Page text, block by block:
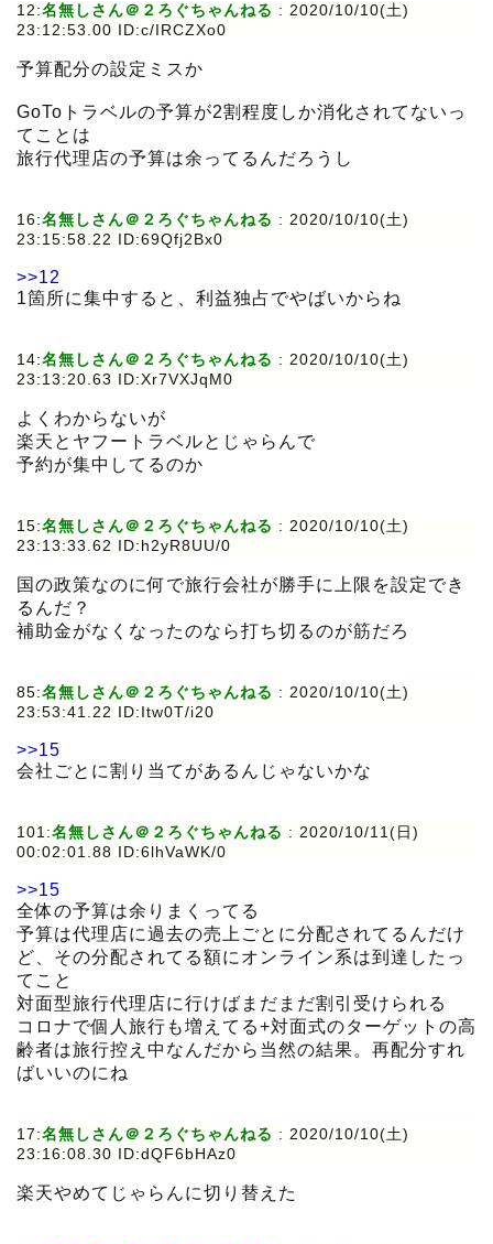
12:名無しさん＠２ろぐちゃんねる : 2020/10/10(土)
23:12:53.00 ID:c/IRCZXo0
予算配分の設定ミスか
GoToトラベルの予算が2割程度しか消化されてないっ
てことは
旅行代理店の予算は余ってるんだろうし
16:名無しさん＠２ろぐちゃんねる : 2020/10/10(土)
23:15:58.22 ID:69Qfj2Bx0
>>12
1箇所に集中すると、利益独占でやばいからね
14:名無しさん＠２ろぐちゃんねる : 2020/10/10(土)
23:13:20.63 ID:Xr7VXJqM0
よくわからないが
楽天とヤフートラベルとじゃらんで
予約が集中してるのか
15:名無しさん＠２ろぐちゃんねる : 2020/10/10(土)
23:13:33.62 ID:h2yR8UU/0
国の政策なのに何で旅行会社が勝手に上限を設定でき
るんだ？
補助金がなくなったのなら打ち切るのが筋だろ
85:名無しさん＠２ろぐちゃんねる : 2020/10/10(土)
23:53:41.22 ID:Itw0T/i20
>>15
会社ごとに割り当てがあるんじゃないかな
101:名無しさん＠２ろぐちゃんねる : 2020/10/11(日)
00:02:01.88 ID:6lhVaWK/0
>>15
全体の予算は余りまくってる
予算は代理店に過去の売上ごとに分配されてるんだけ
ど、その分配されてる額にオンライン系は到達したっ
てこと
対面型旅行代理店に行けばまだまだ割引受けられる
コロナで個人旅行も増えてる+対面式のターゲットの高
齢者は旅行控え中なんだから当然の結果。再配分すれ
ばいいのにね
17:名無しさん＠２ろぐちゃんねる : 2020/10/10(土)
23:16:08.30 ID:dQF6bHAz0
楽天やめてじゃらんに切り替えた